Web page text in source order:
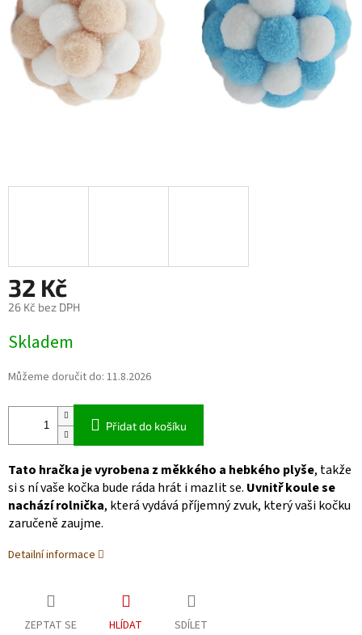
32 Kč
26 Kč bez DPH
cena:
Skladem
Můžeme doručit do: 11.8.2026
Přidat do košíku
Tato hračka je vyrobena z měkkého a hebkého plyše, takže
si s ní vaše kočka bude ráda hrát i mazlit se. Uvnitř koule se
nachází rolnička, která vydává příjemný zvuk, který vaši kočku
zaručeně zaujme.
Detailní informace
ZEPTAT SE HLÍDAT SDÍLET